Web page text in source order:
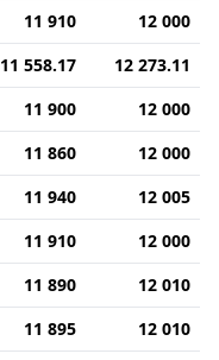
11 910
12 000
11 558.17
12 273.11
11 900
12 000
11 860
12 000
11 940
12 005
11 910
12 000
11 890
12 010
11 895
12 010